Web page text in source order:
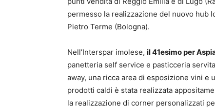
permesso la realizzazione del nuovo hub
Pietro Terme (Bologna).
Nell’Interspar imolese, il 41esimo per
panetteria self service e pasticceria
away, una ricca area di esposizione vini e
prodotti caldi è stata realizzata
la realizzazione di corner personalizzati